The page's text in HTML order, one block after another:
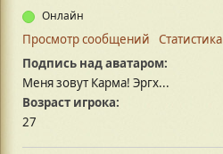
Онлайн
Просмотр сообщений
Статистика
Подпись над аватаром:
Меня зовут Карма! Эргх...
Возраст игрока:
27